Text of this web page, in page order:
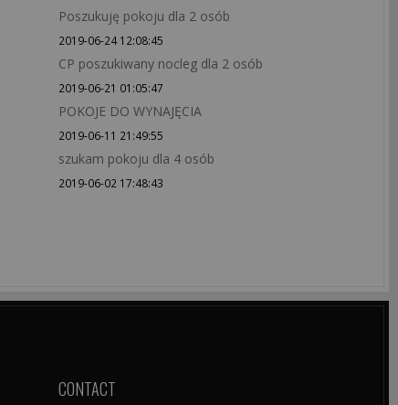
Poszukuję pokoju dla 2 osób
2019-06-24 12:08:45
CP poszukiwany nocleg dla 2 osób
2019-06-21 01:05:47
POKOJE DO WYNAJĘCIA
2019-06-11 21:49:55
szukam pokoju dla 4 osób
2019-06-02 17:48:43
CONTACT